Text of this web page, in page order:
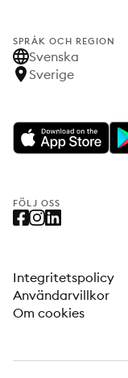
SPRÅK OCH REGION
Svenska
Sverige
FÖLJ OSS
Integritetspolicy
Användarvillkor
Om cookies